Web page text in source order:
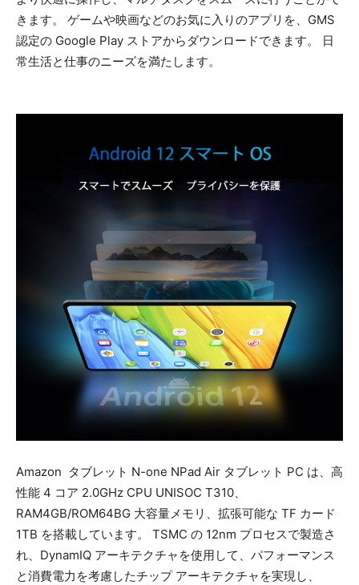
きます。 ゲームや映画などのお気に入りのアプリを、GMS
認定の Google Play ストアからダウンロードできます。 日
常生活と仕事のニーズを満たします。
Amazon タブレット N-one NPad Air タブレット PC は、高
性能 4 コア 2.0GHz CPU UNISOC T310、
RAM4GB/ROM64BG 大容量メモリ、拡張可能な TF カード
1TB を搭載しています。 TSMC の 12nm プロセスで製造さ
れ、DynamIQ アーキテクチャを使用して、パフォーマンス
と消費電力を考慮したチップ アーキテクチャを実現し、